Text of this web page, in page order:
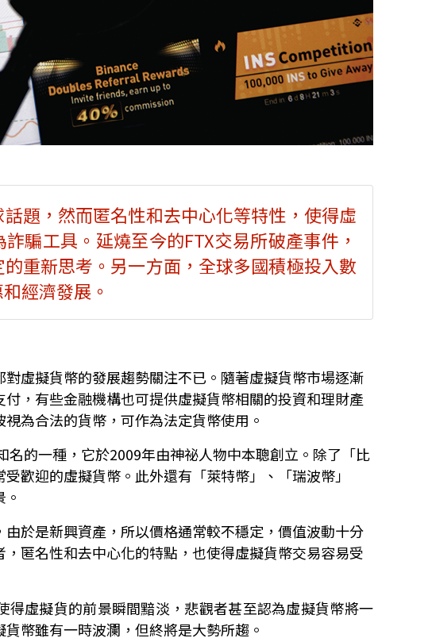
題，然而匿名性和去中心化等特性，使得虛
騙工具。延燒至今的FTX交易所破產事件，
重新思考。另一方面，全球多國積極投入數
經濟發展。
虛擬貨幣的發展趨勢關注不已。隨著虛擬貨幣市場逐漸
，有些金融機構也可提供虛擬貨幣相關的投資和理財產
為合法的貨幣，可作為法定貨幣使用。
名的一種，它於2009年由神祕人物中本聰創立。除了「比
歡迎的虛擬貨幣。此外還有「萊特幣」、「瑞波幣」
於是新興資產，所以價格通常較不穩定，價值波動十分
匿名性和去中心化的特點，也使得虛擬貨幣交易容易受
得虛擬貨的前景瞬間黯淡，悲觀者甚至認為虛擬貨幣將一
幣雖有一時波瀾，但終將是大勢所趨。